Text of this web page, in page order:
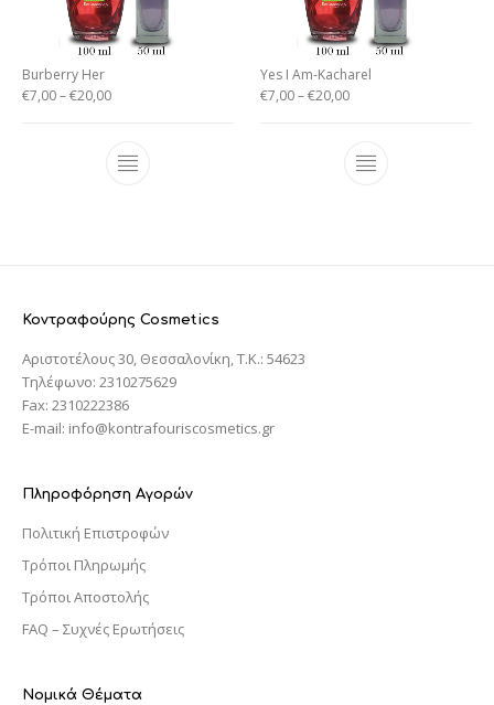
Burberry Her
€7,00–€20,00
Yes I Am-Kacharel
€7,00–€20,00
Κοντραφούρης Cosmetics
Αριστοτέλους 30, Θεσσαλονίκη, T.K.: 54623
Τηλέφωνο: 2310275629
Fax: 2310222386
E-mail: info@kontrafouriscosmetics.gr
Πληροφόρηση Αγορών
Πολιτική Επιστροφών
Τρόποι Πληρωμής
Τρόποι Αποστολής
FAQ – Συχνές Ερωτήσεις
Νομικά Θέματα